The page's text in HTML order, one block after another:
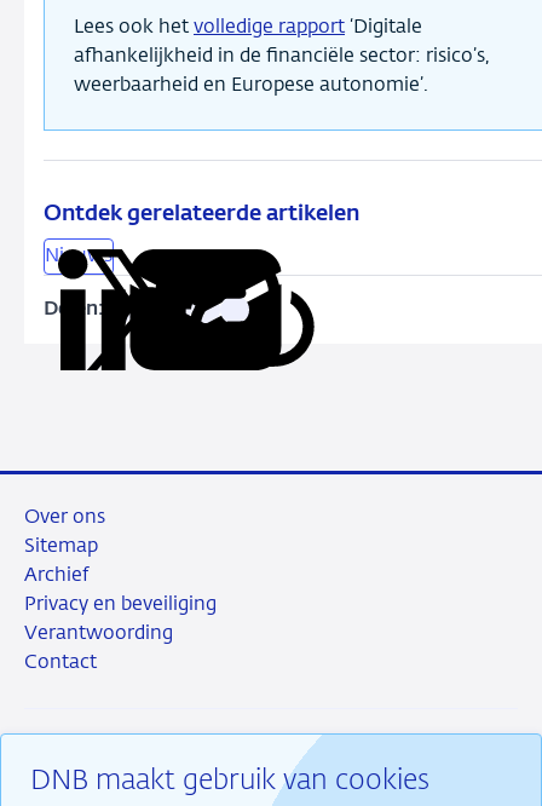
Lees ook het volledige rapport ‘Digitale
afhankelijkheid in de financiële sector: risico’s,
weerbaarheid en Europese autonomie’.
Ontdek gerelateerde artikelen
Nieuws
Delen:
Deel
DeelDeelKopieer
DNB maakt gebruik van cookies
Over ons
Sitemap
Archief
Privacy en beveiliging
Verantwoording
Contact
RSS InstagramLinkedin
X